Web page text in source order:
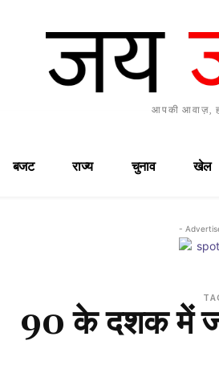
आपकी आवाज़,
बजट राज्य चुनाव खेल
-
90 के दशक में